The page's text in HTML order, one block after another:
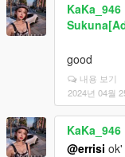
KaKa_946
good
내용 보기
2024년 04월
KaKa_946
@errisi ok'